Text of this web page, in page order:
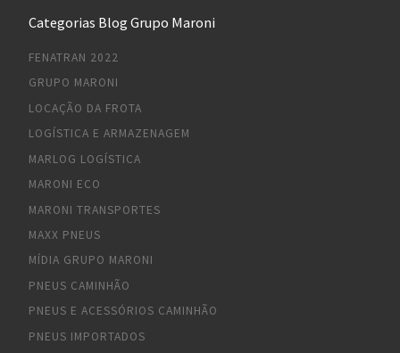
Categorias Blog Grupo Maroni
FENATRAN 2022
GRUPO MARONI
LOCAÇÃO DA FROTA
LOGÍSTICA E ARMAZENAGEM
MARLOG LOGÍSTICA
MARONI ECO
MARONI TRANSPORTES
MAXX PNEUS
MÍDIA GRUPO MARONI
PNEUS CAMINHÃO
PNEUS E ACESSÓRIOS CAMINHÃO
PNEUS IMPORTADOS